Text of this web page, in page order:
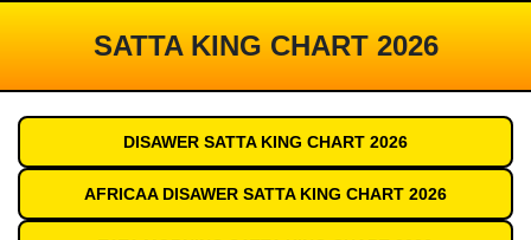
SATTA KING CHART 2026
DISAWER SATTA KING CHART 2026
AFRICAA DISAWER SATTA KING CHART 2026